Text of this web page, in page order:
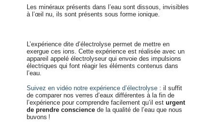
Les minéraux présents dans l’eau sont dissous, invisibles
à l’œil nu, ils sont présents sous forme ionique.
L’expérience dite d’électrolyse permet de mettre en
exergue ces ions. Cette expérience est réalisée avec un
appareil appelé électrolyseur qui envoie des impulsions
électriques qui font réagir les éléments contenus dans
l’eau.
Suivez en vidéo notre expérience d’électrolyse : il suffit
de comparer nos verres d’eaux différentes à la fin de
l’expérience pour comprendre facilement qu’il est urgent
de prendre conscience de la qualité de l’eau que nous
buvons !